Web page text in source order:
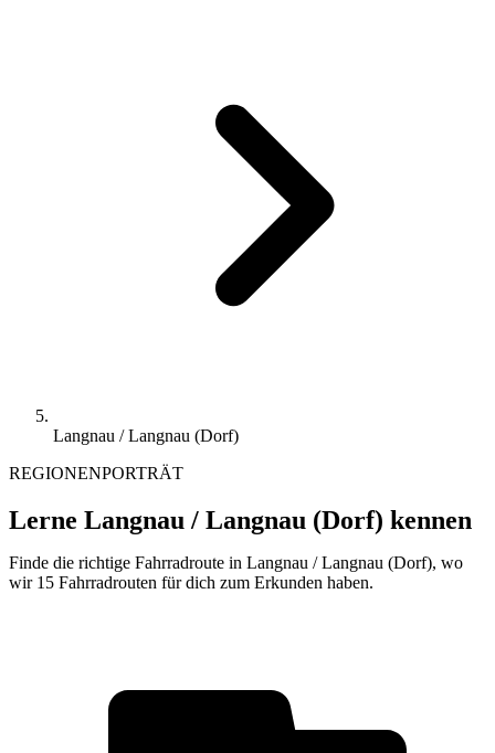
Langnau / Langnau (Dorf)
REGIONENPORTRÄT
Lerne Langnau / Langnau (Dorf) kennen
Finde die richtige Fahrradroute in Langnau / Langnau (Dorf), wo
wir 15 Fahrradrouten für dich zum Erkunden haben.